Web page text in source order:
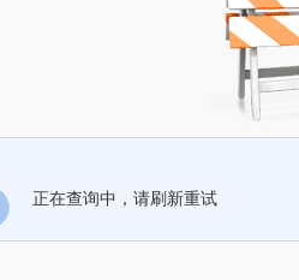
正在查询中，请刷新重试